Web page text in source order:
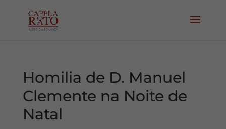
Homilia de D. Manuel
Clemente na Noite de
Natal